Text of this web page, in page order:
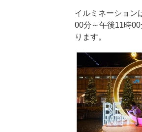
イルミネーション
00分～午後11時
ります。​